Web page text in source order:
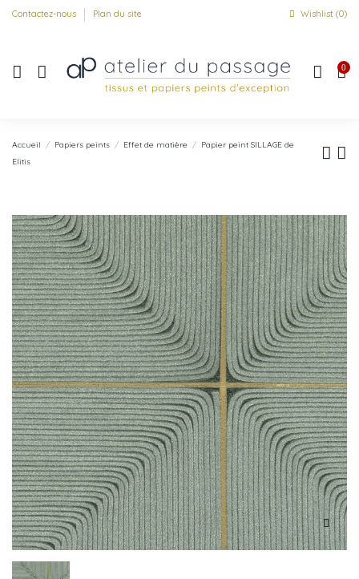
Contactez-nous Plan du site Wishlist (0)
0
Accueil Papiers peints Effet de matière
Papier peint SILLAGE de
Elitis